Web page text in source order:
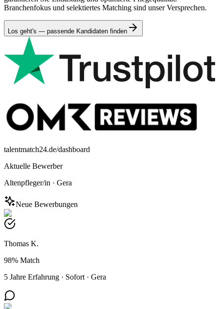
Branchenfokus und selektiertes Matching sind unser Versprechen.
Los geht's — passende Kandidaten finden
talentmatch24.de/dashboard
Aktuelle Bewerber
Altenpfleger/in · Gera
Neue Bewerbungen
Thomas K.
98% Match
5 Jahre Erfahrung · Sofort · Gera